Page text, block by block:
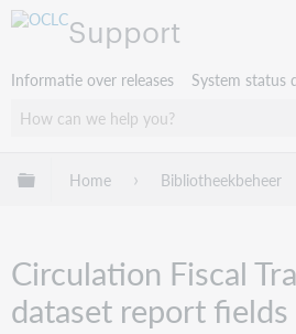
Support
Informatie over releases System status
Mondiale hiërarchie
Home Bibliotheekbeheer
Circulation Fiscal
dataset report fields